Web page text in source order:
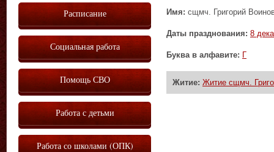
Имя: сщмч. Григорий
Даты празднования: 8
Буква в алфавите: Г
Житие: Житие сщмч.
Расписание
Социальная работа
Помощь СВО
Работа с детьми
Работа со школами (ОПК)